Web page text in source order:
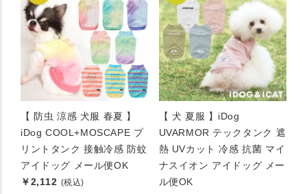
【 防虫 涼感 犬服 春夏 】
iDog COOL+MOSCAPE プ
リントタンク 接触冷感 防蚊
アイドッグ メール便OK
￥2,112 (税込)
【 犬 夏服 】iDog
UVARMOR テックタンク 遮
熱 UVカット 冷感 抗菌 マイ
ナスイオン アイドッグ メー
ル便OK